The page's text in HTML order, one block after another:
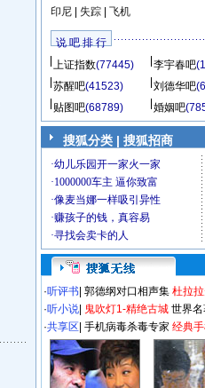
印尼| 失踪| 飞机
说 吧 排 行
上证指数(77445) 李宇春吧
苏醒吧(41523) 刘德华吧
贴图吧(68789) 婚姻吧
搜狐分类 | 搜狐招商
·听评书 郭德纲对口相声集 杜拉
·听小说 鬼吹灯1-精绝古城 世界
·共享区 手机病毒杀毒专家 经典